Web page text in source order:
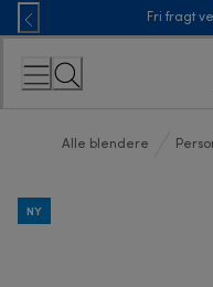
Skip
to
Content
Fri fragt
Alle blendere
NY